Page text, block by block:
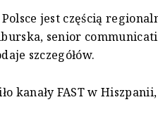
jest częścią
senior
szczegółów.
kanały FAST w